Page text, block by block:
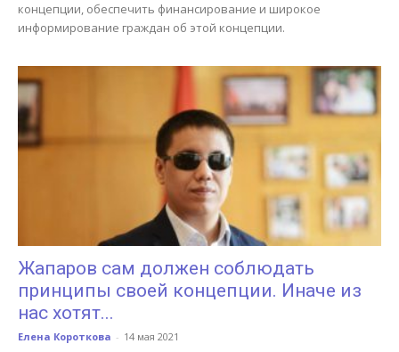
концепции, обеспечить финансирование и широкое
информирование граждан об этой концепции.
Жапаров сам должен соблюдать
принципы своей концепции. Иначе из
нас хотят...
Елена Короткова - 14 мая 2021